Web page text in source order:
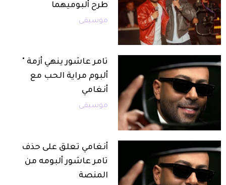
طرح ألبوميهما
موسيقى
تامر عاشور ينهي أزمة "
ألبوم مراية الحب مع
أنغامي
موسيقى
أنغامي تعلق على حذف
تامر عاشور ألبومه من
المنصة